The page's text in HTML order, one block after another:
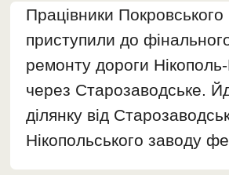
Працівники
приступили до
ремонту дороги
через Старозаводське.
ділянку від
Нікопольського заводу